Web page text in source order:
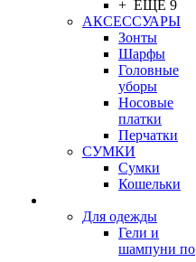
+ ЕЩЕ 9
АКСЕССУАРЫ
Зонты
Шарфы
Головные
уборы
Носовые
платки
Перчатки
СУМКИ
Сумки
Кошельки
Для одежды
Гели и
шампуни по